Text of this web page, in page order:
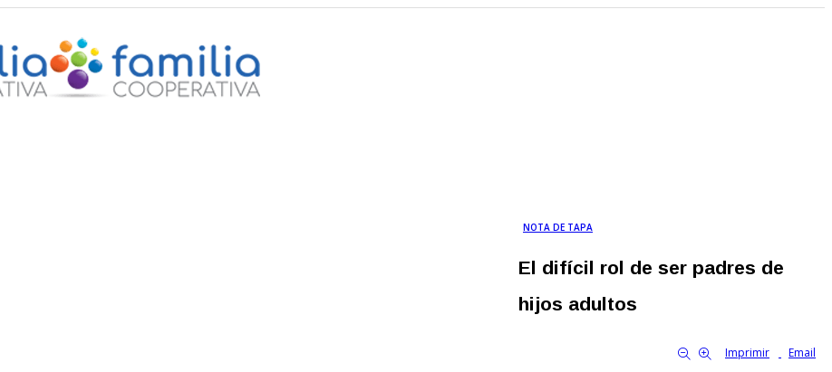
NOTA DE TAPA
El difícil rol de ser padres de
hijos adultos
Imprimir Email